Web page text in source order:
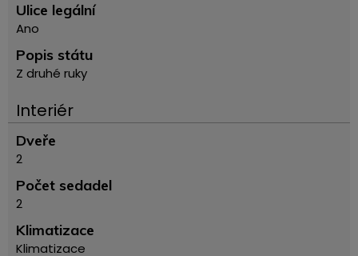
Ulice legální
Ano
Popis státu
Z druhé ruky
Interiér
Dveře
2
Počet sedadel
2
Klimatizace
Klimatizace